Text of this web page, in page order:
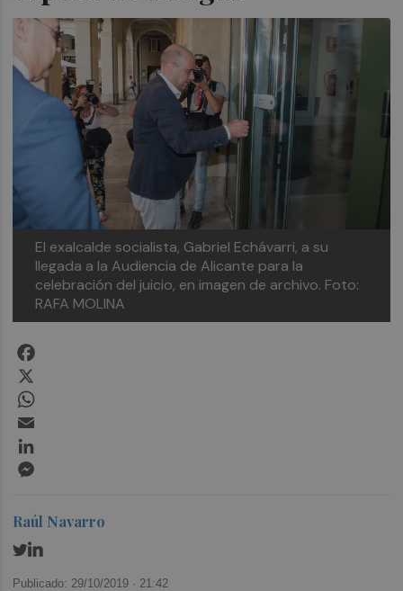
El exalcalde socialista, Gabriel Echávarri, a su
llegada a la Audiencia de Alicante para la
celebración del juicio, en imagen de archivo. Foto:
RAFA MOLINA
Raúl Navarro
Publicado: 29/10/2019 · 21:42